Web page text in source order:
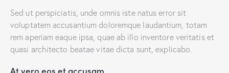
Sed ut perspiciatis, unde omnis iste natus error sit
voluptatem accusantium doloremque laudantium, totam
rem aperiam eaque ipsa, quae ab illo inventore veritatis et
quasi architecto beatae vitae dicta sunt, explicabo.
At vero eos et accusam